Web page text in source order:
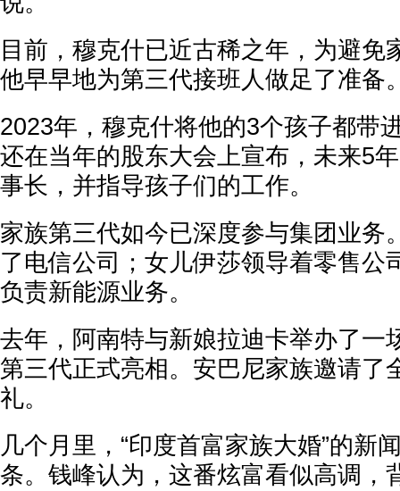
目前，穆克什已近古稀之年，为避免
他早早地为第三代接班人做足了准备
2023年，穆克什将他的3个孩子都带
还在当年的股东大会上宣布，未来5
事长，并指导孩子们的工作。
家族第三代如今已深度参与集团业务
了电信公司；女儿伊莎领导着零售公
负责新能源业务。
去年，阿南特与新娘拉迪卡举办了一
第三代正式亮相。安巴尼家族邀请了
礼。
几个月里，“印度首富家族大婚”的新
条。钱峰认为，这番炫富看似高调，